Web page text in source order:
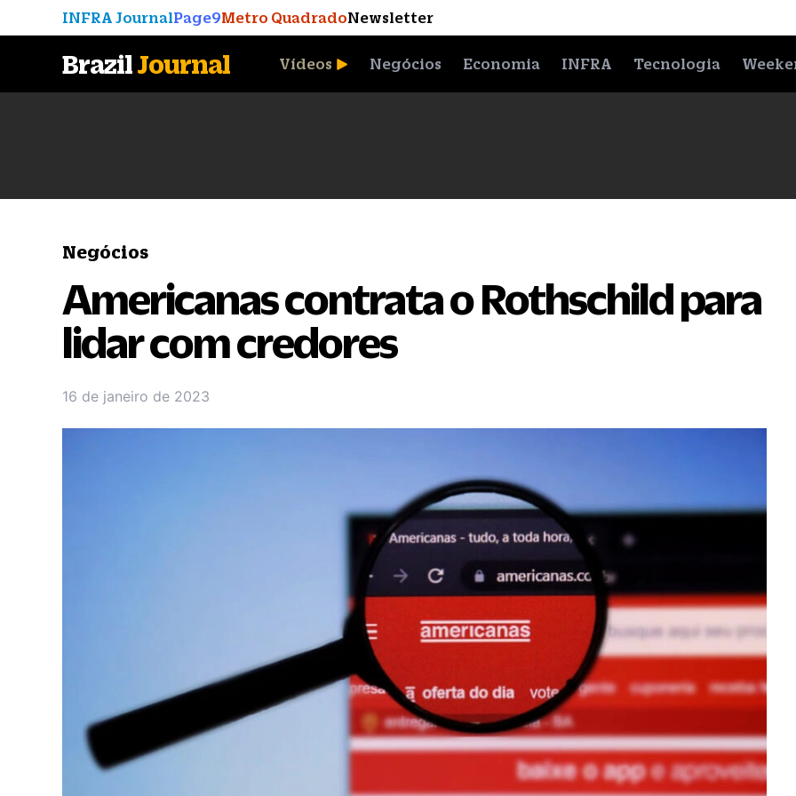
INFRA JournalPage9Metro QuadradoNewsletter
BrazilJournal Vídeos Negócios Economia INFRA Tecnologia
Negócios
Americanas contrata o Rothschild para
lidar com credores
16 de janeiro de 2023